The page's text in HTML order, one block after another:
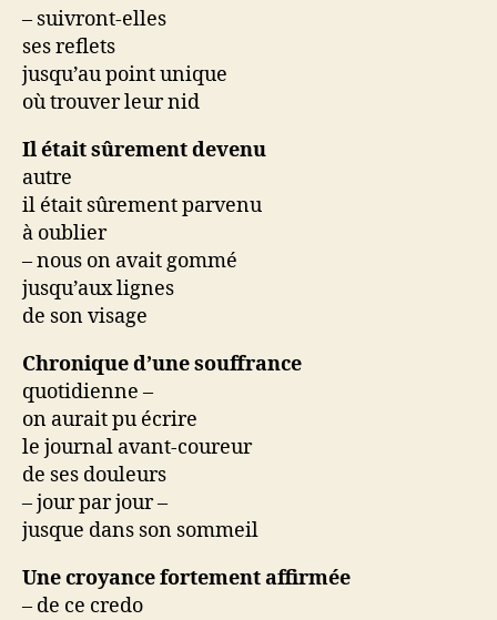
– suivront-elles
ses reflets
jusqu’au point unique
où trouver leur nid
Il était sûrement devenu
autre
il était sûrement parvenu
à oublier
– nous on avait gommé
jusqu’aux lignes
de son visage
Chronique d’une souffrance
quotidienne –
on aurait pu écrire
le journal avant-coureur
de ses douleurs
– jour par jour –
jusque dans son sommeil
Une croyance fortement affirmée
– de ce credo